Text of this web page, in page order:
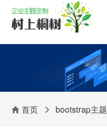
首页 bootstrap主题